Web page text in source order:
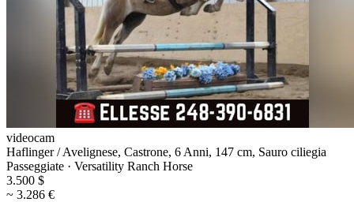
videocam
Haflinger / Avelignese, Castrone, 6 Anni, 147 cm, Sauro ciliegia
Passeggiate · Versatility Ranch Horse
3.500 $
~ 3.286 €